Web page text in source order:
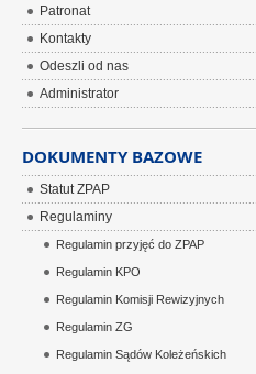
Patronat
Kontakty
Odeszli od nas
Administrator
DOKUMENTY BAZOWE
Statut ZPAP
Regulaminy
Regulamin przyjęć do ZPAP
Regulamin KPO
Regulamin Komisji Rewizyjnych
Regulamin ZG
Regulamin Sądów Koleżeńskich